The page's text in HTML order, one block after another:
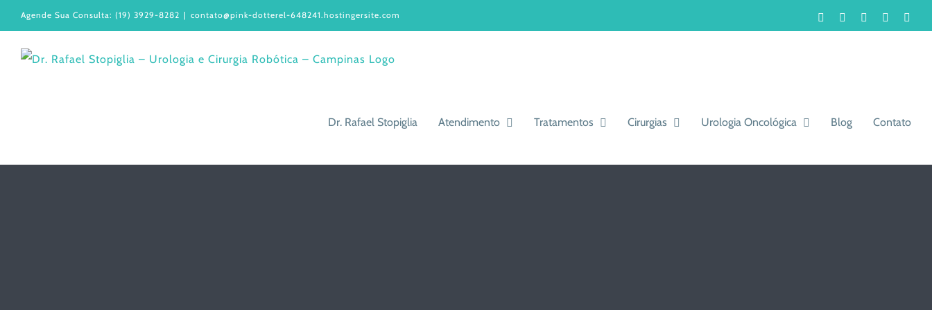
para
Agende Sua Consulta: (19) 3929-8282 | contato@pink-dotterel-648241.hostingersite.com FacebookInstagramLinkedIn
Dr. Rafael Stopiglia Atendimento Tratamentos Cirurgias Urologia Oncológica Blog Contato